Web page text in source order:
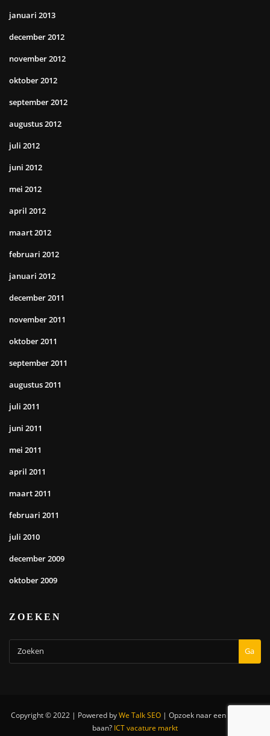
januari 2013
december 2012
november 2012
oktober 2012
september 2012
augustus 2012
juli 2012
juni 2012
mei 2012
april 2012
maart 2012
februari 2012
januari 2012
december 2011
november 2011
oktober 2011
september 2011
augustus 2011
juli 2011
juni 2011
mei 2011
april 2011
maart 2011
februari 2011
juli 2010
december 2009
oktober 2009
ZOEKEN
Ga
Copyright © 2022 | Powered byWe Talk SEO | Opzoek naar een nieuwe IT
baan? ICT vacature markt